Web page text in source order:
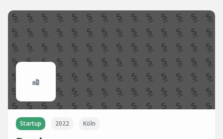
Startup 2022 Köln